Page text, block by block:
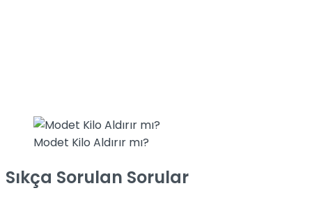
Modet Kilo Aldırır mı?
Sıkça Sorulan Sorular